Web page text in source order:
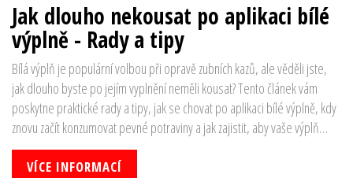
Jak dlouho nekousat po aplikaci bílé
výplně - Rady a tipy
Bílá výplň je populární volbou při opravě zubních kazů, ale věděli jste,
jak dlouho byste po jejím vyplnění neměli kousat? Tento článek vám
poskytne praktické rady a tipy, jak se chovat po aplikaci bílé výplně, kdy
znovu začít konzumovat pevné potraviny a jak zajistit, aby vaše výplň
vydržela co nejdéle. Naučte se správné techniky péče o zuby po
návštěvě zubaře a objevte zajímavosti z oblasti stomatologie.
VÍCE INFORMACÍ